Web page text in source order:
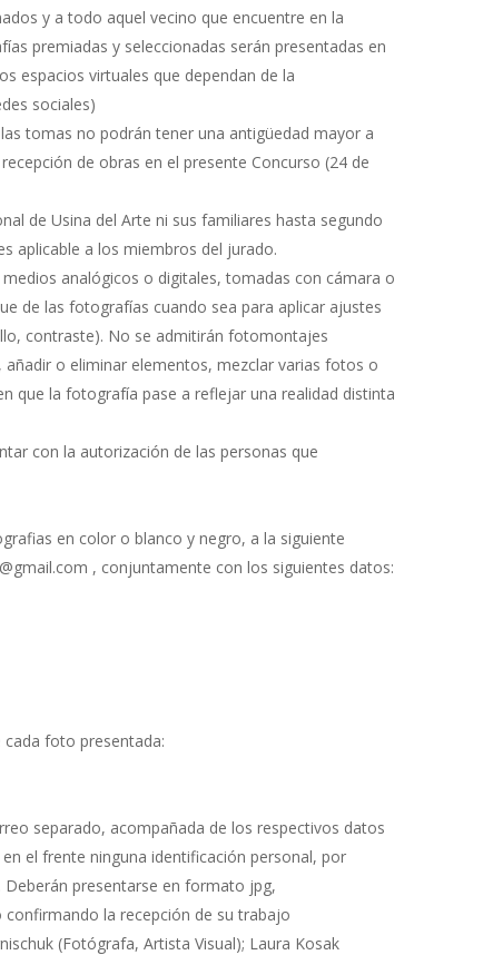
y a todo aquel vecino que encuentre en la
premiadas y seleccionadas serán presentadas en
espacios virtuales que dependan de la
sociales)
tomas no podrán tener una antigüedad mayor a
de obras en el presente Concurso (24 de
de Usina del Arte ni sus familiares hasta segundo
aplicable a los miembros del jurado.
analógicos o digitales, tomadas con cámara o
de las fotografías cuando sea para aplicar ajustes
contraste). No se admitirán fotomontajes
o eliminar elementos, mezclar varias fotos o
que la fotografía pase a reflejar una realidad distinta
con la autorización de las personas que
en color o blanco y negro, a la siguiente
, conjuntamente con los siguientes datos:
cada foto presentada:
separado, acompañada de los respectivos datos
el frente ninguna identificación personal, por
presentarse en formato jpg,
la recepción de su trabajo
(Fotógrafa, Artista Visual); Laura Kosak